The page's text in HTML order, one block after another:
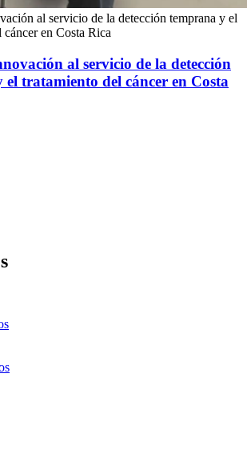
al servicio de la detección temprana y el
cáncer en Costa Rica
al servicio de la detección
el tratamiento del cáncer en Costa